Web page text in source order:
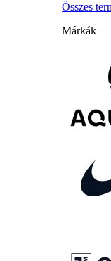
Összes
Márkák